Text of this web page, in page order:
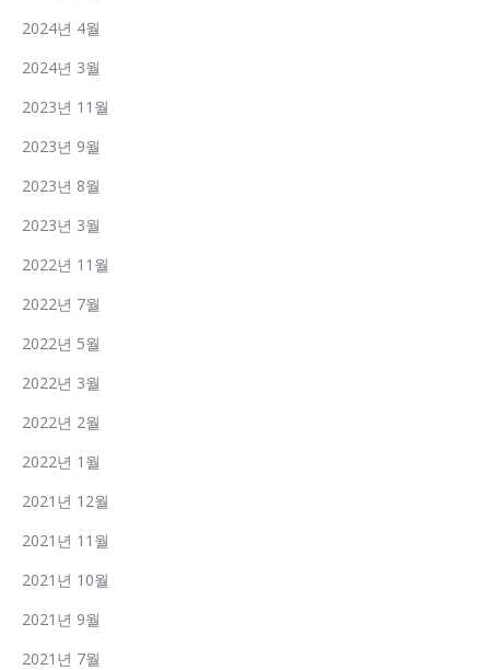
2024년 4월
2024년 3월
2023년 11월
2023년 9월
2023년 8월
2023년 3월
2022년 11월
2022년 7월
2022년 5월
2022년 3월
2022년 2월
2022년 1월
2021년 12월
2021년 11월
2021년 10월
2021년 9월
2021년 7월